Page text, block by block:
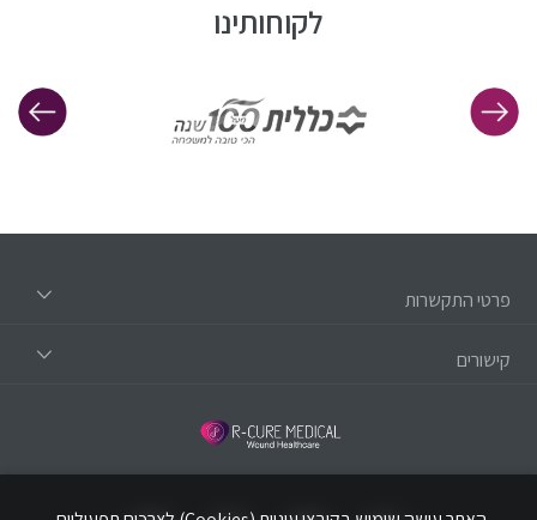
לקוחותינו
פרטי התקשרות
קישורים